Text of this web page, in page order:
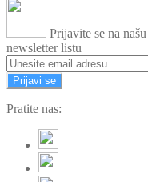
Prijavite se na našu
newsletter listu
Prijavi se
Pratite nas: